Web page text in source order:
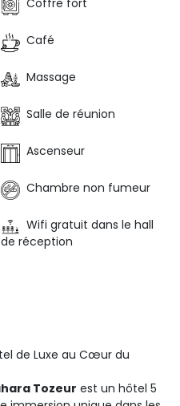
Coffre fort
Café
Massage
Salle de réunion
Ascenseur
Chambre non fumeur
Wifi gratuit dans le hall
de réception
de Luxe au Cœur du
Tozeur est un hôtel 5